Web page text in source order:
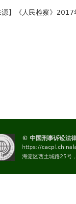
源】《人民检察》
© 中国刑事诉讼法
https://
海淀区西土城路25号